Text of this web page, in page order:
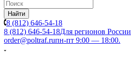
Найти
8 (812) 646-54-18
8 (812) 646-54-18Для регионов России
order@poltraf.ruпн-пт 9:00 — 18:00.